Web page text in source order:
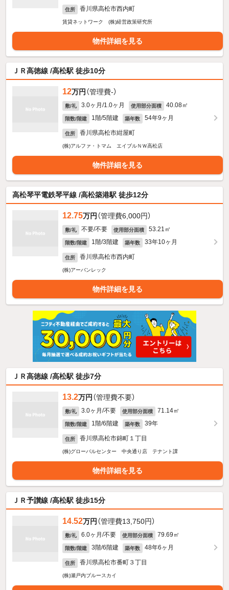
住所 香川県高松市西内町
賃貸ネットワーク (株)経営政策研究所
物件詳細を見る
ＪＲ高徳線 /高松駅 徒歩10分
12万円 （管理費-）
敷/礼 3.0ヶ月/1.0ヶ月 使用部分面積 40.08㎡
階数/階建 1階/5階建 築年数 54年9ヶ月
住所 香川県高松市紺屋町
(株)アルファ・トマム エイブルＮＷ高松店
物件詳細を見る
高松琴平電鉄琴平線 /高松築港駅 徒歩12分
12.75万円 （管理費6,000円）
敷/礼 不要/不要 使用部分面積 53.21㎡
階数/階建 1階/3階建 築年数 33年10ヶ月
住所 香川県高松市西内町
(株)アーバンレック
物件詳細を見る
ＪＲ高徳線 /高松駅 徒歩7分
13.2万円 （管理費不要）
敷/礼 3.0ヶ月/不要 使用部分面積 71.14㎡
階数/階建 1階/6階建 築年数 39年
住所 香川県高松市錦町１丁目
(株)グローバルセンター 中央通り店 テナント課
物件詳細を見る
ＪＲ予讃線 /高松駅 徒歩15分
14.52万円 （管理費13,750円）
敷/礼 6.0ヶ月/不要 使用部分面積 79.69㎡
階数/階建 3階/6階建 築年数 48年6ヶ月
住所 香川県高松市番町３丁目
(株)瀬戸内ブルースカイ